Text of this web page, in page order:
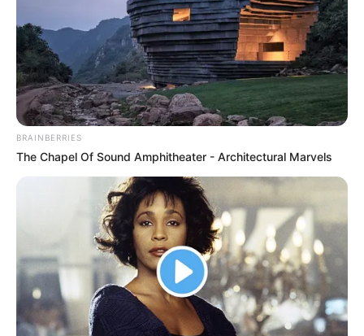
BRAINBERRIES
The Chapel Of Sound Amphitheater - Architectural Marvels